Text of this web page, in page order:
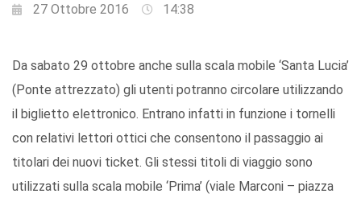
27 Ottobre 2016 14:38
Da sabato 29 ottobre anche sulla scala mobile ‘Santa Lucia’
(Ponte attrezzato) gli utenti potranno circolare utilizzando
il biglietto elettronico. Entrano infatti in funzione i tornelli
con relativi lettori ottici che consentono il passaggio ai
titolari dei nuovi ticket. Gli stessi titoli di viaggio sono
utilizzati sulla scala mobile ‘Prima’ (viale Marconi – piazza